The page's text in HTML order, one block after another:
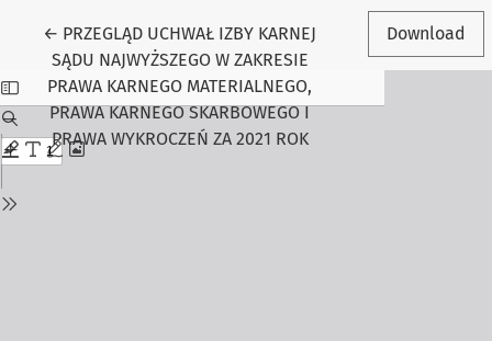
← Return to Article Details
PRZEGLĄD UCHWAŁ IZBY KARNEJ
SĄDU NAJWYŻSZEGO W ZAKRESIE
PRAWA KARNEGO MATERIALNEGO,
PRAWA KARNEGO SKARBOWEGO I
PRAWA WYKROCZEŃ ZA 2021 ROK
Download